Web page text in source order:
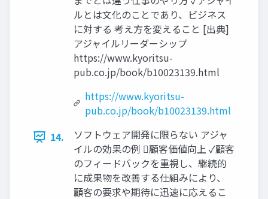
ルとは文化のことであり、ビジネス
に対する 考え方を変えること [出典]
アジャイルリーダーシップ
https://www.kyoritsu-
pub.co.jp/book/b10023139.html
https://www.kyoritsu-
pub.co.jp/book/b10023139.html
14.
ソフトウェア開発に限らない アジャ
イルの効果の例 顧客価値向上 ✓顧客
のフィードバックを重視し、継続的
に成果物を改善する仕組みにより、
顧客の要求や期待に迅速に応えるこ